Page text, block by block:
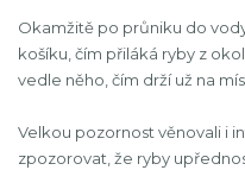
Okamžitě po průniku do
košíku, čím přiláká ryby z
vedle něho, čím drží už na
Velkou pozornost věnovali i
zpozorovat, že ryby